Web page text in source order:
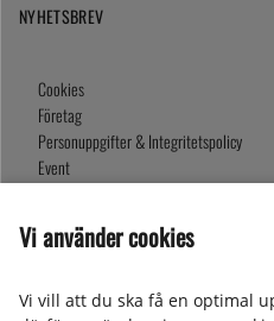
NYHETSBREV
Cookies
Företag
Personuppgifter & Integritetspolicy
Event
Presentkort
Vi använder cookies
Vi vill att du ska få en optimal